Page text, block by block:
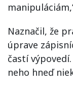
Naznačil, že
úprave
častí
neho hneď